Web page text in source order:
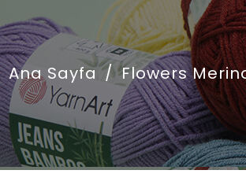
Ana Sayfa / Flowers